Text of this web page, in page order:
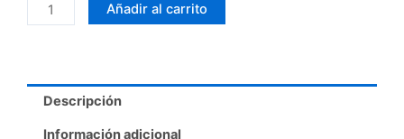
Añadir al carrito
Descripción
Información adicional